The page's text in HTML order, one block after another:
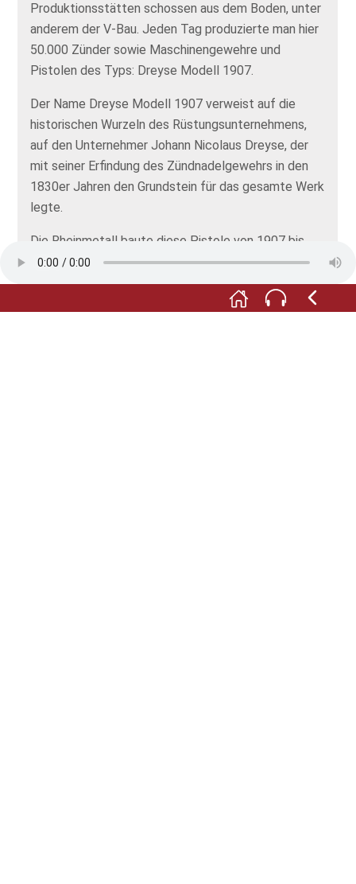
Produktionsstätten schossen aus dem Boden, unter
anderem der V-Bau. Jeden Tag produzierte man hier
50.000 Zünder sowie Maschinengewehre und
Pistolen des Typs: Dreyse Modell 1907.
Der Name Dreyse Modell 1907 verweist auf die
historischen Wurzeln des Rüstungsunternehmens,
auf den Unternehmer Johann Nicolaus Dreyse, der
mit seiner Erfindung des Zündnadelgewehrs in den
1830er Jahren den Grundstein für das gesamte Werk
legte.
Die Rheinmetall baute diese Pistole von 1907 bis
1919. Es ist eine Halbautomatik bei der nach jedem
Schuss sich automatisch eine neue Patrone in die
Kammer legt. Das Modell gehörte in beiden